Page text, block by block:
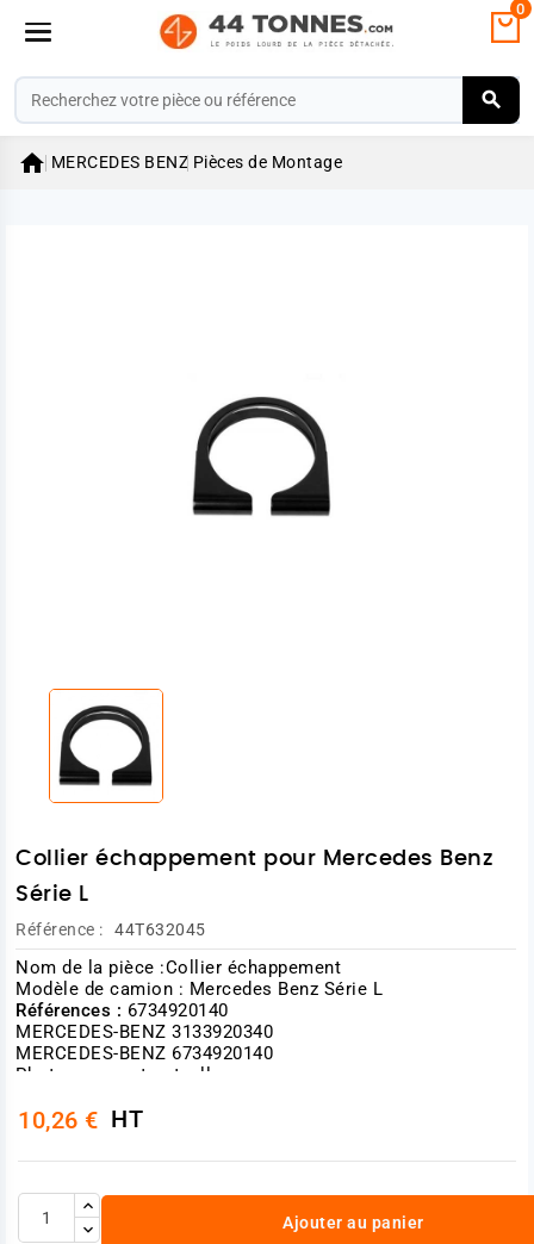
0
 MERCEDES BENZ Pièces de Montage
Collier échappement pour Mercedes Benz
Série L
Référence : 44T632045
Nom de la pièce :Collier échappement
Modèle de camion : Mercedes Benz Série L
Références : 6734920140
MERCEDES-BENZ 3133920340
MERCEDES-BENZ 6734920140
Photo non contractuelle.
10,26 € HT
Ajouter au panier